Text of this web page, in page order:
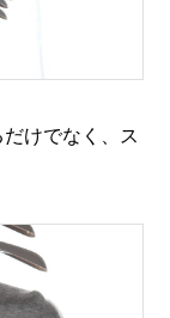
けでなく、ス